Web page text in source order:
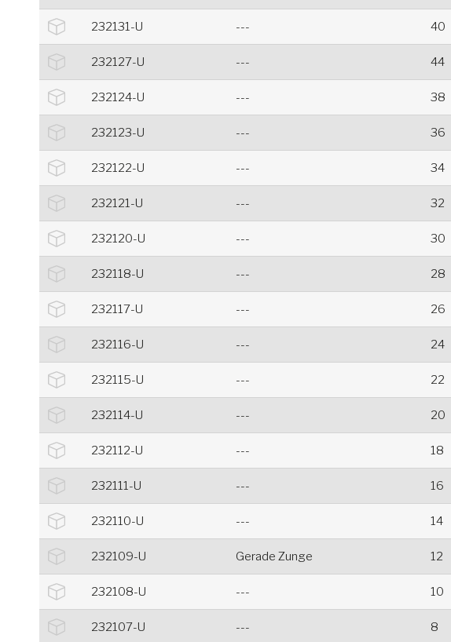
232131-U --- 40
232127-U --- 44
232124-U --- 38
232123-U --- 36
232122-U --- 34
232121-U --- 32
232120-U --- 30
232118-U --- 28
232117-U --- 26
232116-U --- 24
232115-U --- 22
232114-U --- 20
232112-U --- 18
232111-U --- 16
232110-U --- 14
232109-U Gerade Zunge 12
232108-U --- 10
232107-U --- 8